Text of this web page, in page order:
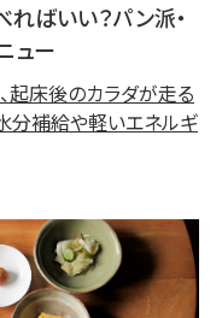
ばいい？パン派・
ュー
起床後のカラダが走る
分補給や軽いエネルギ